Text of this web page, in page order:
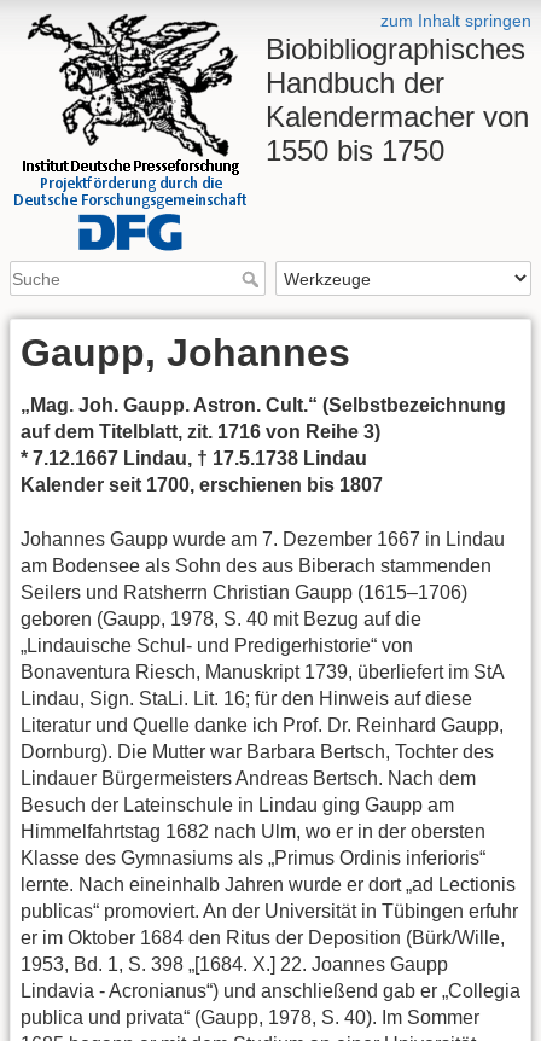
zum Inhalt springen
Biobibliographisches
Handbuch der
Kalendermacher von
1550 bis 1750
Gaupp, Johannes
„Mag. Joh. Gaupp. Astron. Cult.“ (Selbstbezeichnung
auf dem Titelblatt, zit. 1716 von Reihe 3)
* 7.12.1667 Lindau, † 17.5.1738 Lindau
Kalender seit 1700, erschienen bis 1807
Johannes Gaupp wurde am 7. Dezember 1667 in Lindau
am Bodensee als Sohn des aus Biberach stammenden
Seilers und Ratsherrn Christian Gaupp (1615–1706)
geboren (Gaupp, 1978, S. 40 mit Bezug auf die
„Lindauische Schul- und Predigerhistorie“ von
Bonaventura Riesch, Manuskript 1739, überliefert im StA
Lindau, Sign. StaLi. Lit. 16; für den Hinweis auf diese
Literatur und Quelle danke ich Prof. Dr. Reinhard Gaupp,
Dornburg). Die Mutter war Barbara Bertsch, Tochter des
Lindauer Bürgermeisters Andreas Bertsch. Nach dem
Besuch der Lateinschule in Lindau ging Gaupp am
Himmelfahrtstag 1682 nach Ulm, wo er in der obersten
Klasse des Gymnasiums als „Primus Ordinis inferioris“
lernte. Nach eineinhalb Jahren wurde er dort „ad Lectionis
publicas“ promoviert. An der Universität in Tübingen erfuhr
er im Oktober 1684 den Ritus der Deposition (Bürk/Wille,
1953, Bd. 1, S. 398 „[1684. X.] 22. Joannes Gaupp
Lindavia - Acronianus“) und anschließend gab er „Collegia
publica und privata“ (Gaupp, 1978, S. 40). Im Sommer